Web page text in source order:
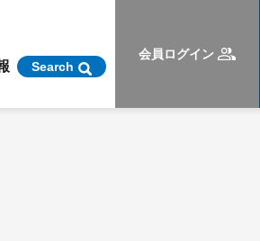
Search
会員ログイン